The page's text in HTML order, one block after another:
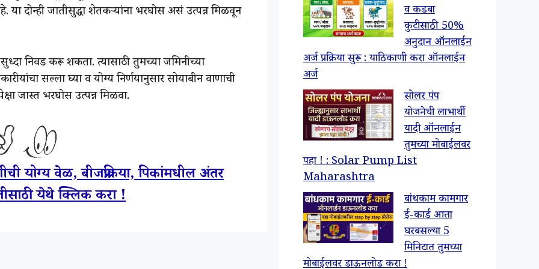
दोन्ही जातीसुद्धा शेतकऱ्यांना भरघोस असं उत्पन्न मिळवून
निवड करू शकता. त्यासाठी तुमच्या जमिनीच्या
यांचा सल्ला घ्या व योग्य निर्णयानुसार सोयाबीन वाणाची
जास्त भरघोस उत्पन्न मिळवा.
योग्य वेळ, बीजप्रक्रिया, पिकांमधील अंतर
येथे क्लिक करा !
व कडबा
कुटीसाठी 50%
अनुदान ऑनलाईन
अर्ज प्रक्रिया सुरू : याठिकाणी करा ऑनलाईन
अर्ज
सोलर पंप
योजनेची लाभार्थी
यादी ऑनलाईन
तुमच्या मोबाईलवर
पहा ! : Solar Pump List
Maharashtra
बांधकाम कामगार
ई-कार्ड आता
घरबसल्या 5
मिनिटात तुमच्या
मोबाईलवर डाऊनलोड करा !